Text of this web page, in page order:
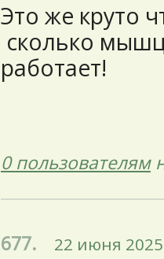
Это же круто
сколько
работает!
0 пользователям
677. 22 июня